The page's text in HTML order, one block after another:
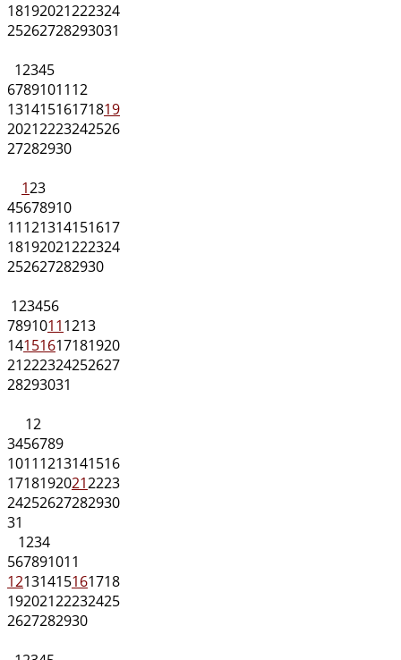
18192021222324
25262728293031
12345
6789101112
13141516171819
20212223242526
27282930
123
45678910
11121314151617
18192021222324
252627282930
123456
78910111213
14151617181920
21222324252627
28293031
12
3456789
10111213141516
17181920212223
24252627282930
31
1234
567891011
12131415161718
19202122232425
2627282930